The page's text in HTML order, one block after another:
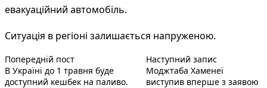
евакуаційний автомобіль.
Ситуація в регіоні залишається напруженою.
Навігація
записів
Попередній постПопередній запис:
В Україні до 1 травня буде
доступний кешбек на паливо.
Наступний записНаступний
Моджтаба Хаменеї
виступив вперше з заявою